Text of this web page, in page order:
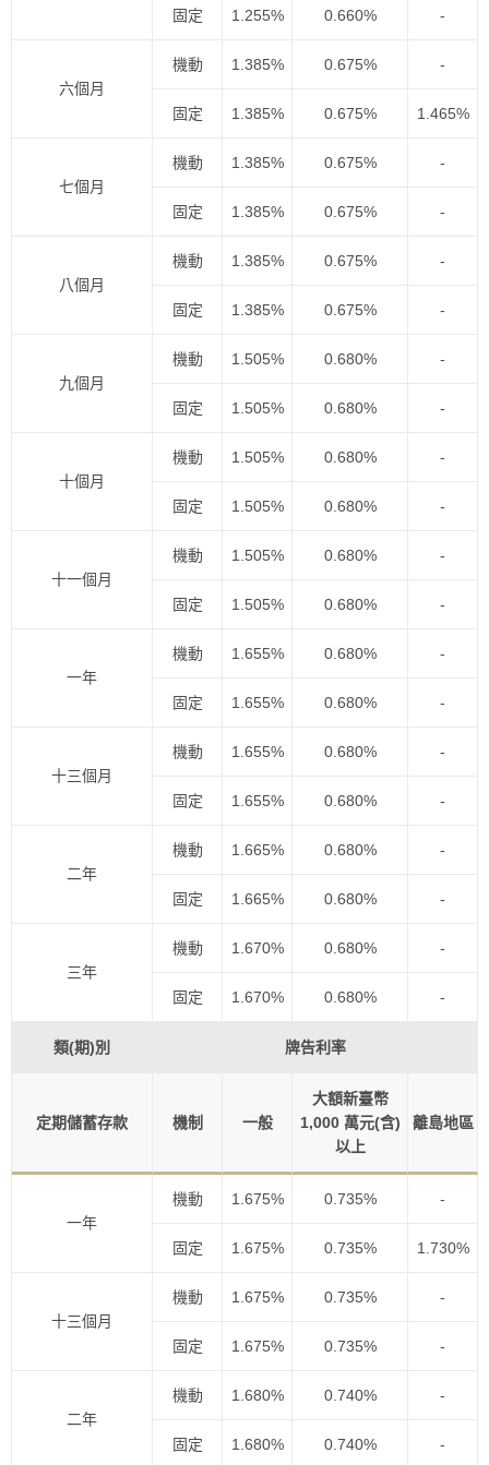
固定 1.255% 0.660% -
六個月
機動 1.385% 0.675% -
固定 1.385% 0.675% 1.465%
七個月
機動 1.385% 0.675% -
固定 1.385% 0.675% -
八個月
機動 1.385% 0.675% -
固定 1.385% 0.675% -
九個月
機動 1.505% 0.680% -
固定 1.505% 0.680% -
十個月
機動 1.505% 0.680% -
固定 1.505% 0.680% -
十一個月
機動 1.505% 0.680% -
固定 1.505% 0.680% -
一年
機動 1.655% 0.680% -
固定 1.655% 0.680% -
十三個月
機動 1.655% 0.680% -
固定 1.655% 0.680% -
二年
機動 1.665% 0.680% -
固定 1.665% 0.680% -
三年
機動 1.670% 0.680% -
固定 1.670% 0.680% -
類(期)別 牌告利率
定期儲蓄存款 機制 一般
大額新臺幣
1,000 萬元(含)
以上
離島地區
一年
機動 1.675% 0.735% -
固定 1.675% 0.735% 1.730%
十三個月
機動 1.675% 0.735% -
固定 1.675% 0.735% -
二年
機動 1.680% 0.740% -
固定 1.680% 0.740% -